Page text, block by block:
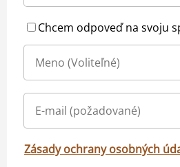
Chcem odpoveď na svoju
Zásady ochrany osobných